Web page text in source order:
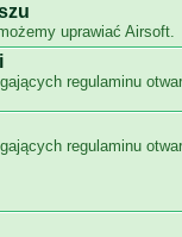
uprawiać Airsoft.
regulaminu
regulaminu